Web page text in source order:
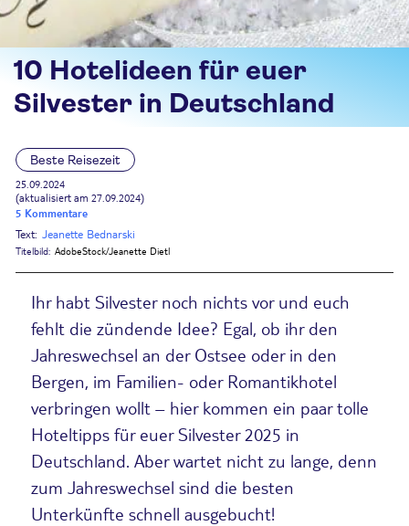
10 Hotelideen für euer
Silvester in Deutschland
Beste Reisezeit
25.09.2024
(aktualisiert am 27.09.2024)
5 Kommentare
Text: Jeanette Bednarski
Titelbild: AdobeStock/Jeanette Dietl
Ihr habt Silvester noch nichts vor und euch
fehlt die zündende Idee? Egal, ob ihr den
Jahreswechsel an der Ostsee oder in den
Bergen, im Familien- oder Romantikhotel
verbringen wollt – hier kommen ein paar tolle
Hoteltipps für euer Silvester 2025 in
Deutschland. Aber wartet nicht zu lange, denn
zum Jahreswechsel sind die besten
Unterkünfte schnell ausgebucht!